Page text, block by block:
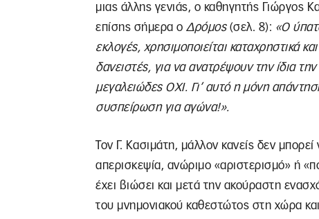
μιας άλλης γενιάς, ο καθηγητής Γιώργος
επίσης σήμερα ο Δρόμος(σελ. 8): «Ο
εκλογές, χρησιμοποιείται καταχρηστικά
δανειστές, για να ανατρέψουν την ίδια
μεγαλειώδες ΟΧΙ. Γι’ αυτό η μόνη
συσπείρωση για αγώνα!».
Τον Γ. Κασιμάτη, μάλλον κανείς δεν
απερισκεψία, ανώριμο «αριστερισμό» ή
έχει βιώσει και μετά την ακούραστη
του μνημονιακού καθεστώτος στη χώρα